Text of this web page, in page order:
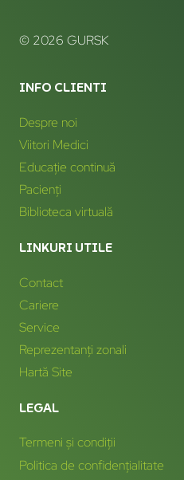
© 2026 GURSK
INFO CLIENTI
Despre noi
Viitori Medici
Educație continuă
Pacienți
Biblioteca virtuală
LINKURI UTILE
Contact
Cariere
Service
Reprezentanți zonali
Hartă Site
LEGAL
Termeni și condiții
Politica de confidențialitate